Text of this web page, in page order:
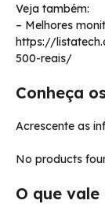
Veja também:
– Melhores
https://
500-reais/
Conheça
Acrescente as
No products
O que